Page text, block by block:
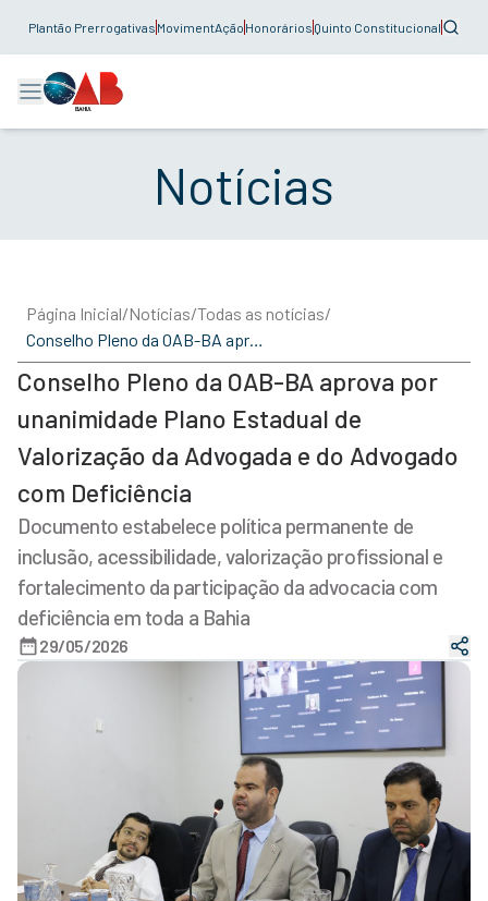
Plantão Prerrogativas MovimentAção Honorários Quinto Constitucional
Notícias
Página Inicial/Notícias/Todas as notícias/
Conselho Pleno da OAB-BA aprova por
unanimidade Plano Estadual de
Valorização da Advogada e do Advogado
com Deficiência
Documento estabelece política permanente de
inclusão, acessibilidade, valorização profissional e
fortalecimento da participação da advocacia com
deficiência em toda a Bahia
29/05/2026